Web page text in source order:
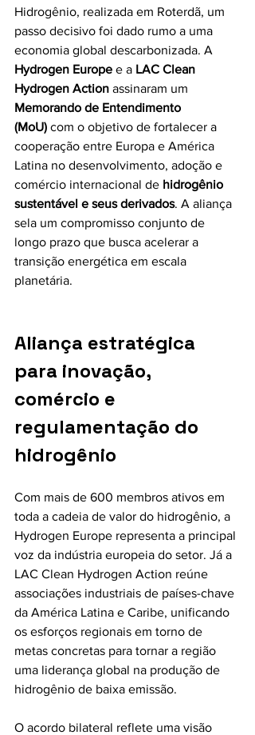
Hidrogênio, realizada em Roterdã, um
passo decisivo foi dado rumo a uma
economia global descarbonizada. A
Hydrogen Europe e a LAC Clean
Hydrogen Action assinaram um
Memorando de Entendimento
(MoU) com o objetivo de fortalecer a
cooperação entre Europa e América
Latina no desenvolvimento, adoção e
comércio internacional de hidrogênio
sustentável e seus derivados. A aliança
sela um compromisso conjunto de
longo prazo que busca acelerar a
transição energética em escala
planetária.
Aliança estratégica
para inovação,
comércio e
regulamentação do
hidrogênio
Com mais de 600 membros ativos em
toda a cadeia de valor do hidrogênio, a
Hydrogen Europe representa a principal
voz da indústria europeia do setor. Já a
LAC Clean Hydrogen Action reúne
associações industriais de países-chave
da América Latina e Caribe, unificando
os esforços regionais em torno de
metas concretas para tornar a região
uma liderança global na produção de
hidrogênio de baixa emissão.
O acordo bilateral reflete uma visão